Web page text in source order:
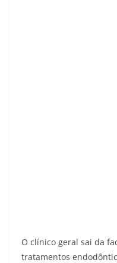
O clínico geral sai da
tratamentos